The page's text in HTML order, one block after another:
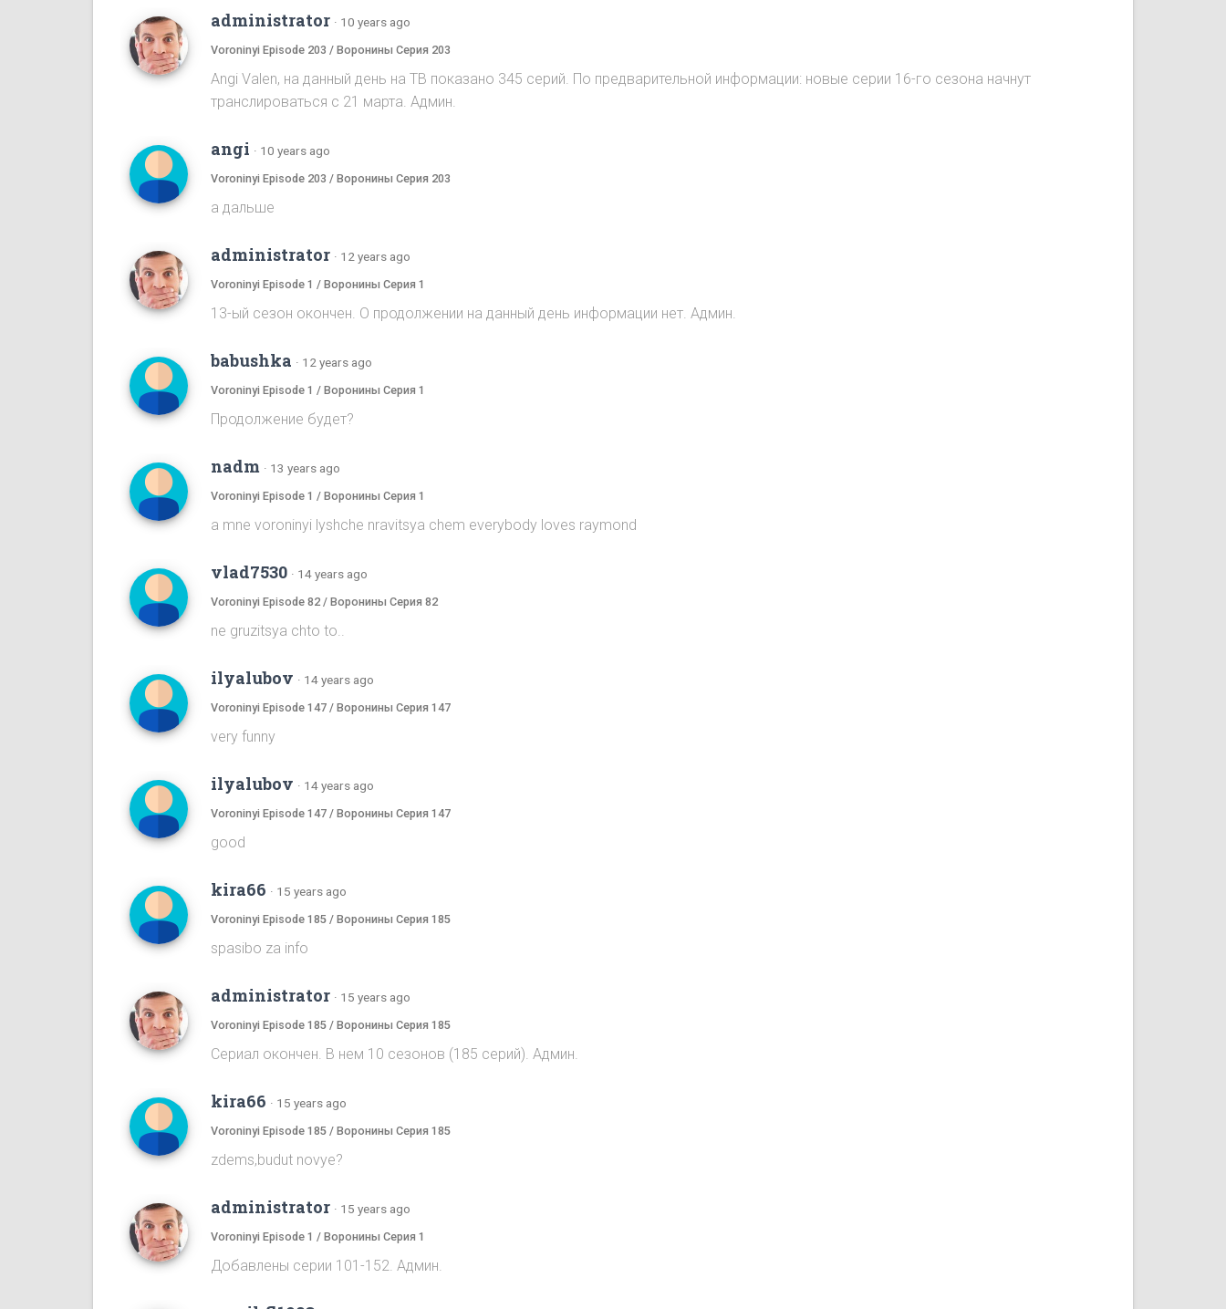
administrator · 10 years ago
Voroninyi Episode 203 / Воронины Серия 203
Angi Valen, на данный день на ТВ показано 345 серий. По предварительной информации: новые серии 16-го сезона начнут
транслироваться с 21 марта. Админ.
angi · 10 years ago
Voroninyi Episode 203 / Воронины Серия 203
а дальше
administrator · 12 years ago
Voroninyi Episode 1 / Воронины Серия 1
13-ый сезон окончен. О продолжении на данный день информации нет. Админ.
babushka · 12 years ago
Voroninyi Episode 1 / Воронины Серия 1
Продолжение будет?
nadm · 13 years ago
Voroninyi Episode 1 / Воронины Серия 1
a mne voroninyi lyshche nravitsya chem everybody loves raymond
vlad7530 · 14 years ago
Voroninyi Episode 82 / Воронины Серия 82
ne gruzitsya chto to..
ilyalubov · 14 years ago
Voroninyi Episode 147 / Воронины Серия 147
very funny
ilyalubov · 14 years ago
Voroninyi Episode 147 / Воронины Серия 147
good
kira66 · 15 years ago
Voroninyi Episode 185 / Воронины Серия 185
spasibo za info
administrator · 15 years ago
Voroninyi Episode 185 / Воронины Серия 185
Сериал окончен. В нем 10 сезонов (185 серий). Админ.
kira66 · 15 years ago
Voroninyi Episode 185 / Воронины Серия 185
zdems,budut novye?
administrator · 15 years ago
Voroninyi Episode 1 / Воронины Серия 1
Добавлены серии 101-152. Админ.